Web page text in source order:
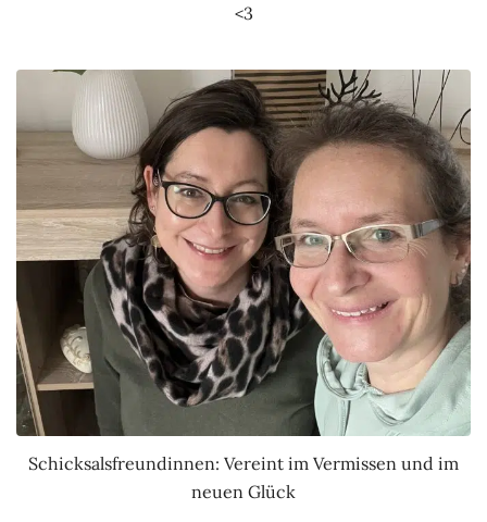
<3
Schicksalsfreundinnen: Vereint im Vermissen und im
neuen Glück